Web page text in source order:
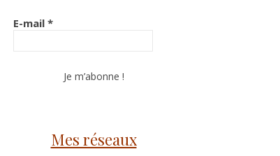
E-mail *
Mes réseaux